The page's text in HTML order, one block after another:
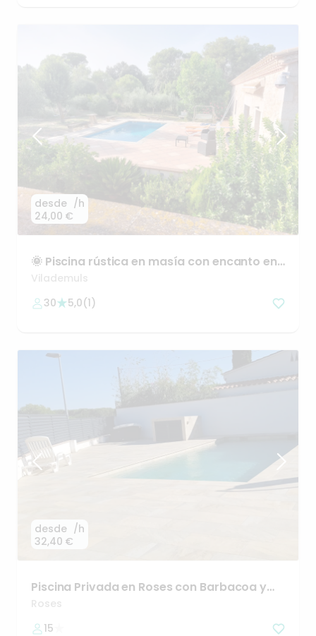
desde
24,00 €
/h
🌞 Piscina rústica en masía con encanto en
Girona
Vilademuls
30
5,0(1)
desde
32,40 €
/h
Piscina Privadaen Roses con Barbacoa y
Piscina
Roses
15